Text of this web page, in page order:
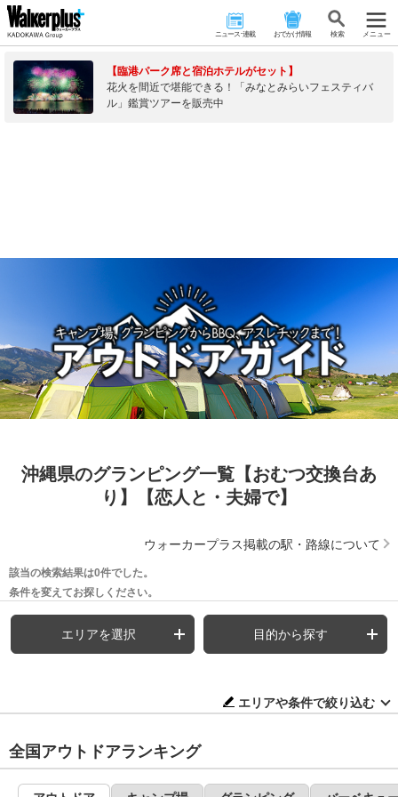
ニュース･連載 おでかけ情報 検 索 メニュー
【臨港パーク席と宿泊ホテルがセット】
花火を間近で堪能できる！「みなとみらいフェスティバ
ル」鑑賞ツアーを販売中
沖縄県のグランピング一覧【おむつ交換台あ
り】【恋人と・夫婦で】
ウォーカープラス掲載の駅・路線について
該当の検索結果は0件でした。
条件を変えてお探しください。
エリアを選択 目的から探す
エリアや条件で絞り込む
全国アウトドアランキング